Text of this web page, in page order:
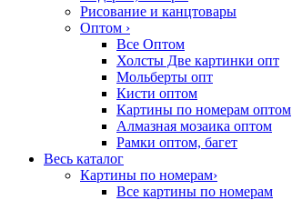
Рисование и канцтовары
Оптом ›
Все Оптом
Холсты Две картинки опт
Мольберты опт
Кисти оптом
Картины по номерам оптом
Алмазная мозаика оптом
Рамки оптом, багет
Весь каталог
Картины по номерам›
Все картины по номерам